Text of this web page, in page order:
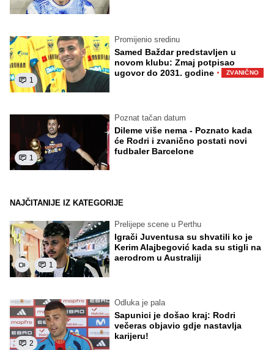
1
Promijenio sredinu
Samed Baždar predstavljen u
novom klubu: Zmaj potpisao
ugovor do 2031. godine · ZVANIČNO
1
Poznat tačan datum
Dileme više nema - Poznato kada
će Rodri i zvanično postati novi
fudbaler Barcelone
NAJČITANIJE IZ KATEGORIJE
1
Prelijepe scene u Perthu
Igrači Juventusa su shvatili ko je
Kerim Alajbegović kada su stigli na
aerodrom u Australiji
2
Odluka je pala
Sapunici je došao kraj: Rodri
večeras objavio gdje nastavlja
karijeru!